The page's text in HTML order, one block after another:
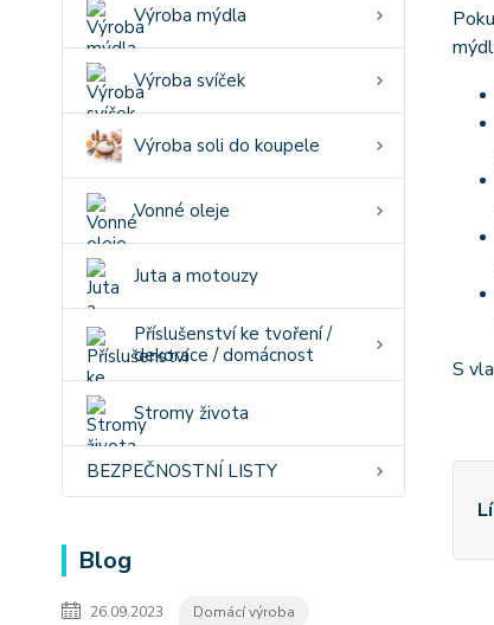
Výroba mýdla
Výroba svíček
Výroba soli do koupele
Vonné oleje
Juta a motouzy
Příslušenství ke tvoření /
dekorace / domácnost
Stromy života
BEZPEČNOSTNÍ LISTY
Blog
26.09.2023 Domácí výroba
S